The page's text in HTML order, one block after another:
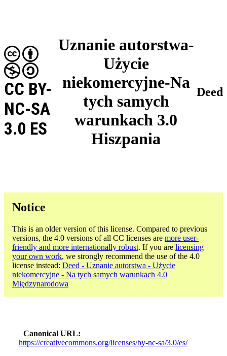
Uznanie autorstwa-
Użycie
niekomercyjne-Na
tych samych
warunkach 3.0
Hiszpania
CC BY-
NC-SA
3.0 ES
Deed
Notice
This is an older version of this license. Compared to previous
versions, the 4.0 versions of all CC licenses are more user-
friendly and more internationally robust. If you are licensing
your own work, we strongly recommend the use of the 4.0
license instead: Deed - Uznanie autorstwa - Użycie
niekomercyjne - Na tych samych warunkach 4.0
Międzynarodowa
Canonical URL
https://creativecommons.org/licenses/by-nc-sa/3.0/es/